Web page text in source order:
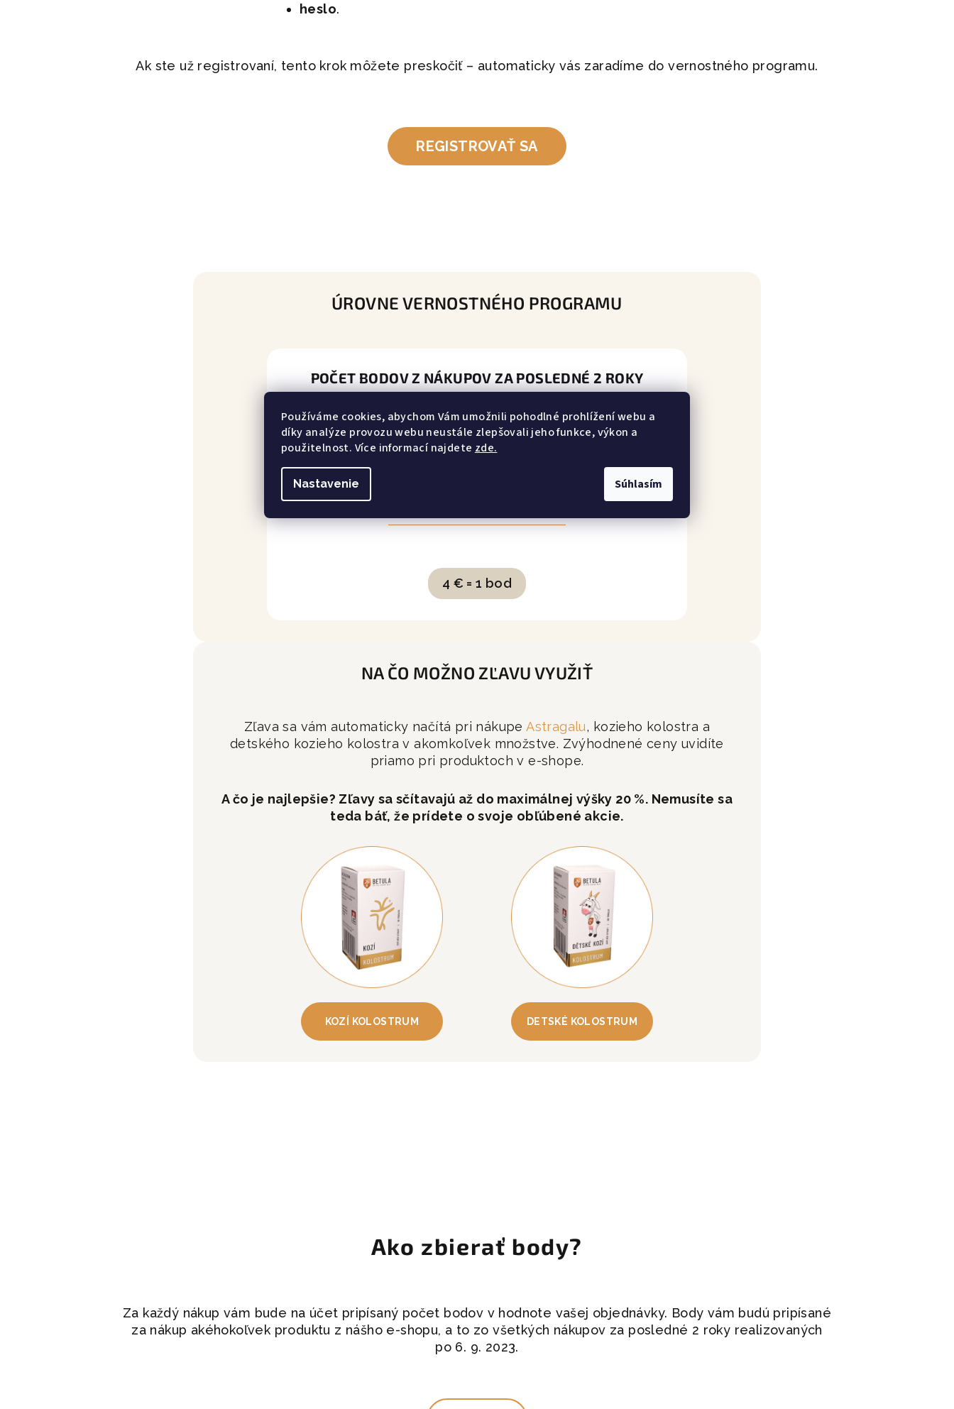
Používáme cookies, abychom Vám umožnili pohodlné prohlížení webu a
díky analýze provozu webu neustále zlepšovali jeho funkce, výkon a
použitelnost. Více informací najdete zde.
Nastavenie Súhlasím
heslo.
Ak ste už registrovaní, tento krok môžete preskočiť – automaticky vás zaradíme do vernostného programu.
REGISTROVAŤ SA
ÚROVNE VERNOSTNÉHO PROGRAMU
POČET BODOV Z NÁKUPOV ZA POSLEDNÉ 2 ROKY
50 bodov =
4 € = 1 bod
NA ČO MOŽNO ZĽAVU VYUŽIŤ
Zľava sa vám automaticky načítá pri nákupeAstragalu, kozieho kolostra a
detského kozieho kolostra v akomkoľvek množstve. Zvýhodnené ceny uvidíte
priamo pri produktoch v e-shope.
A čo je najlepšie? Zľavy sa sčítavajú až do maximálnej výšky 20 %. Nemusíte sa
teda báť, že prídete o svoje obľúbené akcie.
KOZÍ KOLOSTRUM DETSKÉ KOLOSTRUM
Ako zbierať body?
Za každý nákup vám bude na účet pripísaný počet bodov v hodnote vašej objednávky. Body vám budú pripísané
za nákup akéhokoľvek produktu z nášho e-shopu, a to zo všetkých nákupov za posledné 2 roky realizovaných
po 6. 9. 2023.